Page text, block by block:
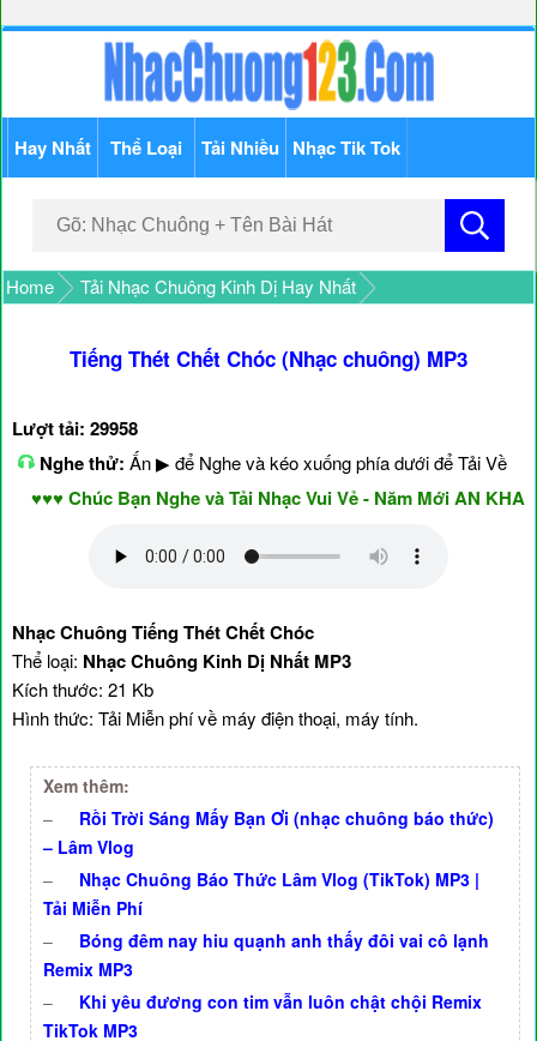
Hay Nhất Thể Loại Tải Nhiều Nhạc Tik Tok
Home Tải Nhạc Chuông Kinh Dị Hay Nhất
Tiếng Thét Chết Chóc (Nhạc chuông) MP3
Lượt tải: 29958
Nghe thử: Ấn ▶ để Nghe và kéo xuống phía dưới để Tải Về
Chúc Bạn Nghe và Tải Nhạc Vui Vẻ - Năm Mới AN KHANG
Nhạc Chuông Tiếng Thét Chết Chóc
Thể loại: Nhạc Chuông Kinh Dị Nhất MP3
Kích thước: 21 Kb
Hình thức: Tải Miễn phí về máy điện thoại, máy tính.
Xem thêm:
–
Rồi Trời Sáng Mấy Bạn Ơi (nhạc chuông báo thức)
– Lâm Vlog
–
Nhạc Chuông Báo Thức Lâm Vlog (TikTok) MP3 |
Tải Miễn Phí
–
Bóng đêm nay hiu quạnh anh thấy đôi vai cô lạnh
Remix MP3
–
Khi yêu đương con tim vẫn luôn chật chội Remix
TikTok MP3